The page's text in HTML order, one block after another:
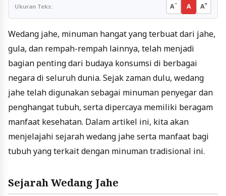
Ukuran Teks: A− A A+
Wedang jahe, minuman hangat yang terbuat dari jahe,
gula, dan rempah-rempah lainnya, telah menjadi
bagian penting dari budaya konsumsi di berbagai
negara di seluruh dunia. Sejak zaman dulu, wedang
jahe telah digunakan sebagai minuman penyegar dan
penghangat tubuh, serta dipercaya memiliki beragam
manfaat kesehatan. Dalam artikel ini, kita akan
menjelajahi sejarah wedang jahe serta manfaat bagi
tubuh yang terkait dengan minuman tradisional ini.
Sejarah Wedang Jahe